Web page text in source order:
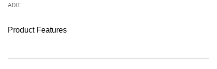
ADIE
Product Features